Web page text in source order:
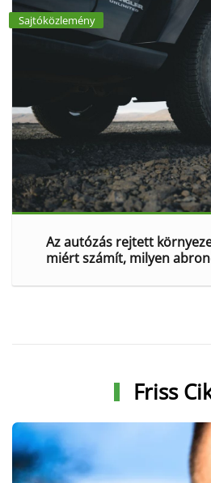
Sajtóközlemény
Az autózás rejtett
miért számít, milyen
Friss